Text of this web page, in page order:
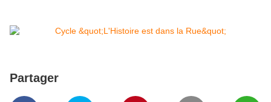
Partager